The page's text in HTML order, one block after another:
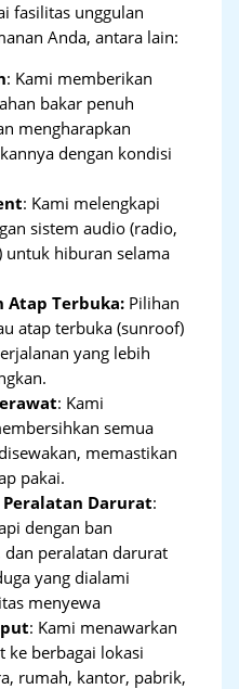
fasilitas unggulan
Anda, antara lain:
: Kami memberikan
bakar penuh
mengharapkan
dengan kondisi
: Kami melengkapi
sistem audio (radio,
untuk hiburan selama
Atap Terbuka: Pilihan
atap terbuka (sunroof)
yang lebih
: Kami
semua
memastikan
pakai.
Peralatan Darurat:
dengan ban
dan peralatan darurat
yang dialami
menyewa
: Kami menawarkan
ke berbagai lokasi
rumah, kantor, pabrik,